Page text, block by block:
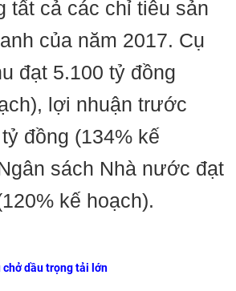
tất cả các chỉ tiêu sản
của năm 2017. Cụ
đạt 5.100 tỷ đồng
lợi nhuận trước
đồng (134% kế
sách Nhà nước đạt
kế hoạch).
dầu trọng tải lớn